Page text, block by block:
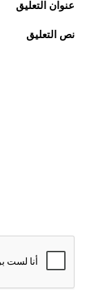
عنوان التعليق
نص التعليق